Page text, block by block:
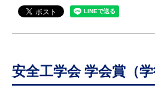
社会連携
国際交流
研究・教員Navi
安全工学会 学会賞（学